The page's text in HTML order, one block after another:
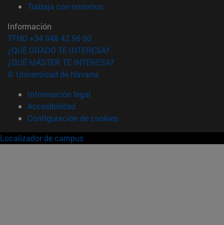
Trabaja con nosotros(abre en nueva ventana)
Información
TFNO +34 948 42 56 00
¿QUÉ GRADO TE INTERESA?
¿QUÉ MÁSTER TE INTERESA?
© Universidad de Navarra
Información legal
Accesibilidad
Configuración de cookies
Localizador de campus